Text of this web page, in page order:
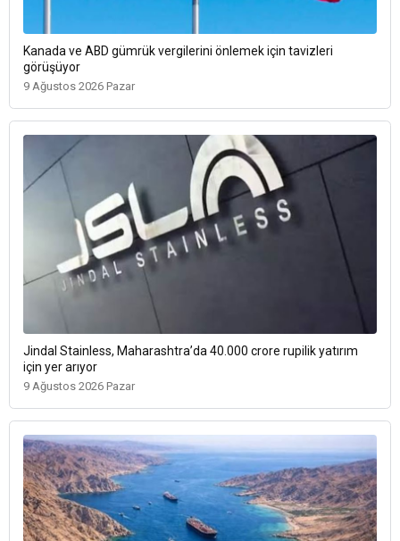
Kanada ve ABD gümrük vergilerini önlemek için tavizleri
görüşüyor
9 Ağustos 2026 Pazar
Jindal Stainless, Maharashtra’da 40.000 crore rupilik yatırım
için yer arıyor
9 Ağustos 2026 Pazar